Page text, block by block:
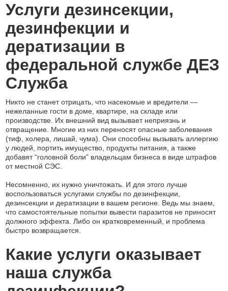
Услуги дезинсекции,
дезинфекции и
дератизации в
федеральной службе ДЕЗ
Служба
Никто не станет отрицать, что насекомые и вредители —
нежеланные гости в доме, квартире, на складе или
производстве. Их внешний вид вызывает неприязнь и
отвращение. Многие из них переносят опасные заболевания
(тиф, холера, лишай, чума). Они способны вызывать аллергию
у людей, портить имущество, продукты питания, а также
добавят “головной боли” владельцам бизнеса в виде штрафов
от местной СЭС.
Несомненно, их нужно уничтожать. И для этого лучше
воспользоваться услугами службы по дезинфекции,
дезинсекции и дератизации в вашем регионе. Ведь мы знаем,
что самостоятельные попытки вывести паразитов не приносят
должного эффекта. Либо он кратковременный, и проблема
быстро возвращается.
Какие услуги оказывает
наша служба